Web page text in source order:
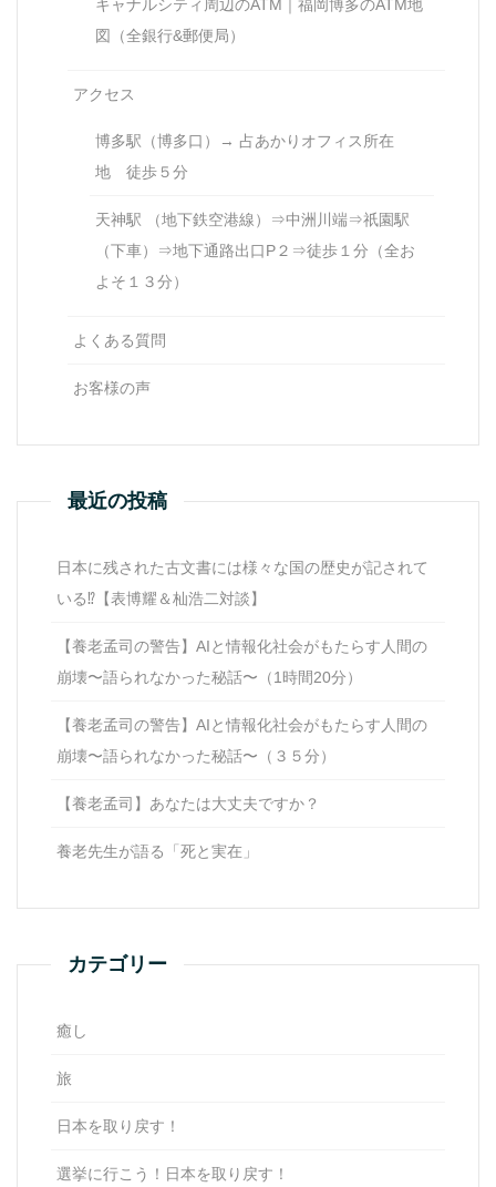
キャナルシティ周辺のATM｜福岡博多のATM地
図（全銀行&郵便局）
アクセス
博多駅（博多口）→ 占あかりオフィス所在
地 徒歩５分
天神駅 （地下鉄空港線）⇒中洲川端⇒祇園駅
（下車）⇒地下通路出口P２⇒徒歩１分（全お
よそ１３分）
よくある質問
お客様の声
最近の投稿
日本に残された古文書には様々な国の歴史が記されて
いる⁉【表博耀＆杣浩二対談】
【養老孟司の警告】AIと情報化社会がもたらす人間の
崩壊〜語られなかった秘話〜（1時間20分）
【養老孟司の警告】AIと情報化社会がもたらす人間の
崩壊〜語られなかった秘話〜（３５分）
【養老孟司】あなたは大丈夫ですか？
養老先生が語る「死と実在」
カテゴリー
癒し
旅
日本を取り戻す！
選挙に行こう！日本を取り戻す！